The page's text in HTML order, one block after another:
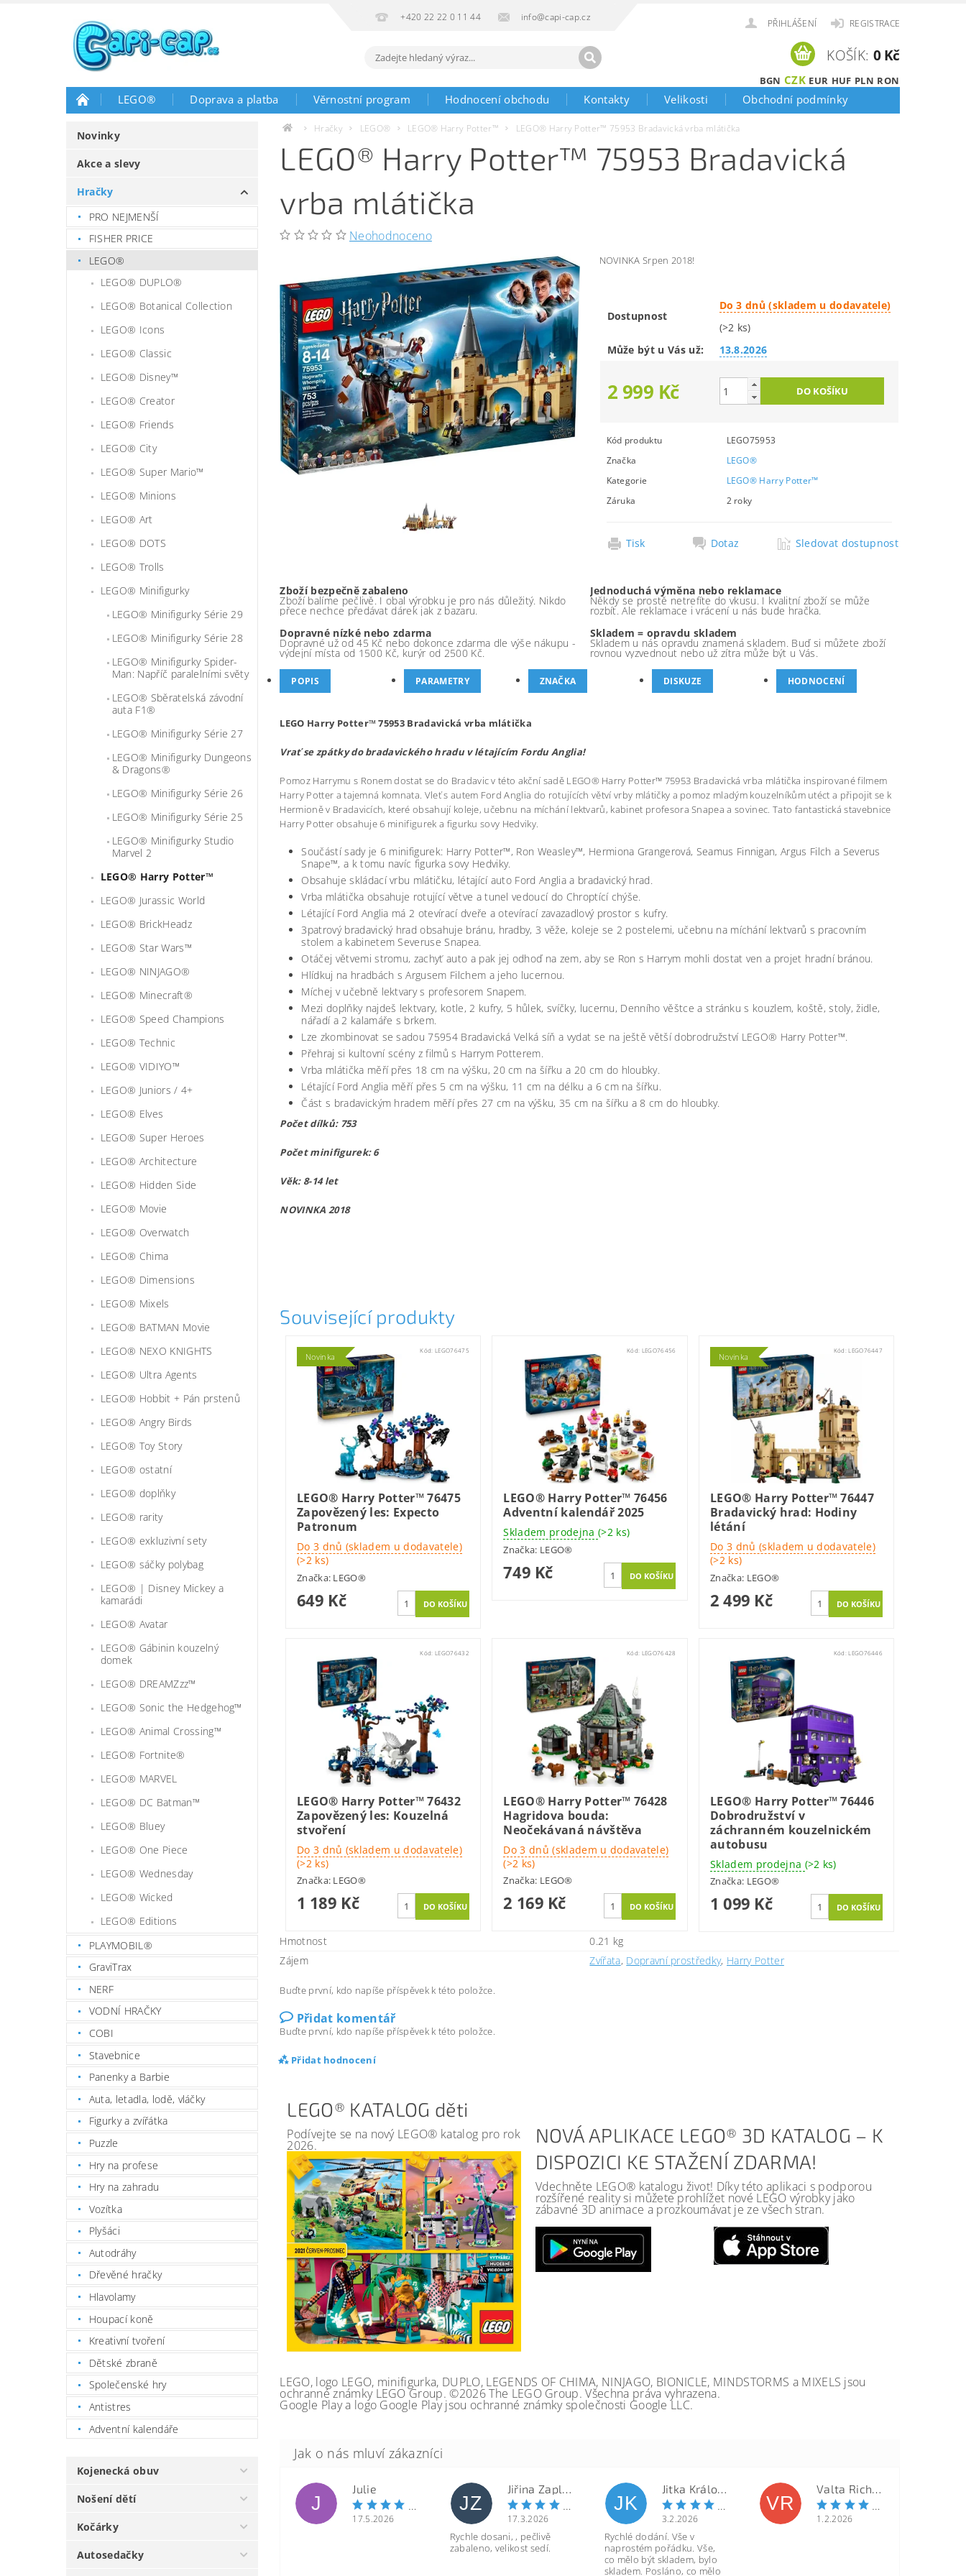
+420 22 22 0 11 44 info@capi-cap.cz
PŘIHLÁŠENÍ REGISTRACE
BGN CZK EUR HUF PLN RON
KOŠÍK: 0 Kč
LEGO® Doprava a platba Věrnostní program Hodnocení obchodu Kontakty Velikosti Obchodní podmínky
Novinky
Akce a slevy
Hračky
PRO NEJMENŠÍ
FISHER PRICE
LEGO®
LEGO® DUPLO®
LEGO® Botanical Collection
LEGO® Icons
LEGO® Classic
LEGO® Disney™
LEGO® Creator
LEGO® Friends
LEGO® City
LEGO® Super Mario™
LEGO® Minions
LEGO® Art
LEGO® DOTS
LEGO® Trolls
LEGO® Minifigurky
LEGO® Minifigurky Série 29
LEGO® Minifigurky Série 28
LEGO® Minifigurky Spider-
Man: Napříč paralelními světy
LEGO® Sběratelská závodní
auta F1®
LEGO® Minifigurky Série 27
LEGO® Minifigurky Dungeons
& Dragons®
LEGO® Minifigurky Série 26
LEGO® Minifigurky Série 25
LEGO® Minifigurky Studio
Marvel 2
LEGO® Harry Potter™
LEGO® Jurassic World
LEGO® BrickHeadz
LEGO® Star Wars™
LEGO® NINJAGO®
LEGO® Minecraft®
LEGO® Speed Champions
LEGO® Technic
LEGO® VIDIYO™
LEGO® Juniors / 4+
LEGO® Elves
LEGO® Super Heroes
LEGO® Architecture
LEGO® Hidden Side
LEGO® Movie
LEGO® Overwatch
LEGO® Chima
LEGO® Dimensions
LEGO® Mixels
LEGO® BATMAN Movie
LEGO® NEXO KNIGHTS
LEGO® Ultra Agents
LEGO® Hobbit + Pán prstenů
LEGO® Angry Birds
LEGO® Toy Story
LEGO® ostatní
LEGO® doplňky
LEGO® rarity
LEGO® exkluzivní sety
LEGO® sáčky polybag
LEGO® | Disney Mickey a
kamarádi
LEGO® Avatar
LEGO® Gábinin kouzelný
domek
LEGO® DREAMZzz™
LEGO® Sonic the Hedgehog™
LEGO® Animal Crossing™
LEGO® Fortnite®
LEGO® MARVEL
LEGO® DC Batman™
LEGO® Bluey
LEGO® One Piece
LEGO® Wednesday
LEGO® Wicked
LEGO® Editions
PLAYMOBIL®
GraviTrax
NERF
VODNÍ HRAČKY
COBI
Stavebnice
Panenky a Barbie
Auta, letadla, lodě, vláčky
Figurky a zvířátka
Puzzle
Hry na profese
Hry na zahradu
Vozítka
Plyšáci
Autodráhy
Dřevěné hračky
Hlavolamy
Houpací koně
Kreativní tvoření
Dětské zbraně
Společenské hry
Antistres
Adventní kalendáře
Kojenecká obuv
Nošení dětí
Kočárky
Autosedačky
Hračky LEGO® LEGO® Harry Potter™ LEGO® Harry Potter™ 75953 Bradavická vrba mlátička
LEGO® Harry Potter™ 75953 Bradavická
vrba mlátička
Neohodnoceno
NOVINKA Srpen 2018!
Dostupnost
Do 3 dnů (skladem u dodavatele)
(>2 ks)
Může být u Vás už:
13.8.2026
2 999 Kč
Kód produktu
LEGO75953
Značka
LEGO®
Kategorie
LEGO® Harry Potter™
Záruka
2 roky
Tisk Dotaz Sledovat dostupnost
Zboží bezpečně zabaleno
Zboží balíme pečlivě. I obal výrobku je pro nás důležitý. Nikdo
přece nechce předávat dárek jak z bazaru.
Jednoduchá výměna nebo reklamace
Někdy se prostě netrefíte do vkusu. I kvalitní zboží se může
rozbít. Ale reklamace i vrácení u nás bude hračka.
Dopravné nízké nebo zdarma
Dopravné už od 45 Kč nebo dokonce zdarma dle výše nákupu -
výdejní místa od 1500 Kč, kurýr od 2500 Kč.
Skladem = opravdu skladem
Skladem u nás opravdu znamená skladem. Buď si můžete zboží
rovnou vyzvednout nebo už zítra může být u Vás.
POPIS PARAMETRY ZNAČKA DISKUZE HODNOCENÍ
LEGO Harry Potter™ 75953 Bradavická vrba mlátička
Vrať se zpátky do bradavického hradu v létajícím Fordu Anglia!
Pomoz Harrymu s Ronem dostat se do Bradavic v této akční sadě LEGO® Harry Potter™ 75953 Bradavická vrba mlátička inspirované filmem
Harry Potter a tajemná komnata. Vleť s autem Ford Anglia do rotujících větví vrby mlátičky a pomoz mladým kouzelníkům utéct a připojit se k
Hermioně v Bradavicích, které obsahují koleje, učebnu na míchání lektvarů, kabinet profesora Snapea a sovinec. Tato fantastická stavebnice
Harry Potter obsahuje 6 minifigurek a figurku sovy Hedviky.
Součástí sady je 6 minifigurek: Harry Potter™, Ron Weasley™, Hermiona Grangerová, Seamus Finnigan, Argus Filch a Severus
Snape™, a k tomu navíc figurka sovy Hedviky.
Obsahuje skládací vrbu mlátičku, létající auto Ford Anglia a bradavický hrad.
Vrba mlátička obsahuje rotující větve a tunel vedoucí do Chroptící chýše.
Létající Ford Anglia má 2 otevírací dveře a otevírací zavazadlový prostor s kufry.
3patrový bradavický hrad obsahuje bránu, hradby, 3 věže, koleje se 2 postelemi, učebnu na míchání lektvarů s pracovním
stolem a kabinetem Severuse Snapea.
Otáčej větvemi stromu, zachyť auto a pak jej odhoď na zem, aby se Ron s Harrym mohli dostat ven a projet hradní bránou.
Hlídkuj na hradbách s Argusem Filchem a jeho lucernou.
Míchej v učebně lektvary s profesorem Snapem.
Mezi doplňky najdeš lektvary, kotle, 2 kufry, 5 hůlek, svíčky, lucernu, Denního věštce a stránku s kouzlem, koště, stoly, židle,
nářadí a 2 kalamáře s brkem.
Lze zkombinovat se sadou 75954 Bradavická Velká síň a vydat se na ještě větší dobrodružství LEGO® Harry Potter™.
Přehraj si kultovní scény z filmů s Harrym Potterem.
Vrba mlátička měří přes 18 cm na výšku, 20 cm na šířku a 20 cm do hloubky.
Létající Ford Anglia měří přes 5 cm na výšku, 11 cm na délku a 6 cm na šířku.
Část s bradavickým hradem měří přes 27 cm na výšku, 35 cm na šířku a 8 cm do hloubky.
Počet dílků: 753
Počet minifigurek: 6
Věk: 8-14 let
NOVINKA 2018
Související produkty
Novinka
Kód:LEGO76475
LEGO® Harry Potter™ 76475
Zapovězený les: Expecto
Patronum
Do 3 dnů (skladem u dodavatele)
(>2 ks)
Značka: LEGO®
649 Kč
Kód: LEGO76456
LEGO® Harry Potter™ 76456
Adventní kalendář 2025
Skladem prodejna (>2 ks)
Značka: LEGO®
749 Kč
Novinka
Kód:LEGO76447
LEGO® Harry Potter™ 76447
Bradavický hrad: Hodiny
létání
Do 3 dnů (skladem u dodavatele)
(>2 ks)
Značka: LEGO®
2 499 Kč
Kód:LEGO76432
LEGO® Harry Potter™ 76432
Zapovězený les: Kouzelná
stvoření
Do 3 dnů (skladem u dodavatele)
(>2 ks)
Značka: LEGO®
1 189 Kč
Kód: LEGO76428
LEGO® Harry Potter™ 76428
Hagridova bouda:
Neočekávaná návštěva
Do 3 dnů (skladem u dodavatele)
(>2 ks)
Značka: LEGO®
2 169 Kč
Kód:LEGO76446
LEGO® Harry Potter™ 76446
Dobrodružství v
záchranném kouzelnickém
autobusu
Skladem prodejna (>2 ks)
Značka: LEGO®
1 099 Kč
Hmotnost
0.21 kg
Zájem
Zvířata, Dopravní prostředky, Harry Potter
Buďte první, kdo napíše příspěvek k této položce.
Přidat komentář
Buďte první, kdo napíše příspěvek k této položce.
Přidat hodnocení
LEGO® KATALOG děti
Podívejte se na nový LEGO® katalog pro rok
2026.
NOVÁ APLIKACE LEGO® 3D KATALOG – K
DISPOZICI KE STAŽENÍ ZDARMA!
Vdechněte LEGO® katalogu život! Díky této aplikaci s podporou
rozšířené reality si můžete prohlížet nové LEGO výrobky jako
zábavné 3D animace a prozkoumávat je ze všech stran.
LEGO, logo LEGO, minifigurka, DUPLO, LEGENDS OF CHIMA, NINJAGO, BIONICLE, MINDSTORMS a MIXELS jsou
ochranné známky LEGO Group. ©2026 The LEGO Group. Všechna práva vyhrazena.
Google Play a logo Google Play jsou ochranné známky společnosti Google LLC.
J
Julie
17.5.2026
JZ
Jiřina Zapletalová
17.3.2026
Rychle dosani, , pečlivě
zabaleno, velikost sedí.
JK
Jitka Královcová
3.2.2026
Rychlé dodání. Vše v
naprostém pořádku. Vše,
co mělo být skladem, bylo
skladem. Posláno, co mělo
VR
Valta Richard
1.2.2026